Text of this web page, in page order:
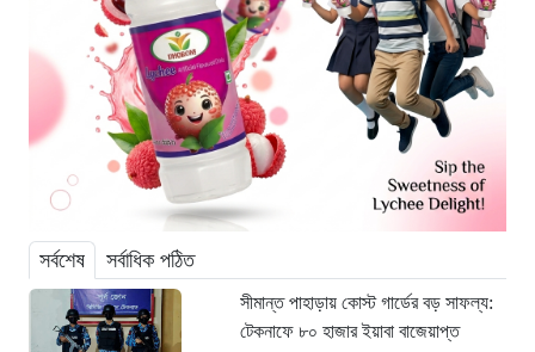
সর্বশেষ সর্বাধিক পঠিত
সীমান্ত পাহাড়ায় কোস্ট গার্ডের বড় সাফল্য:
টেকনাফে ৮০ হাজার ইয়াবা বাজেয়াপ্ত